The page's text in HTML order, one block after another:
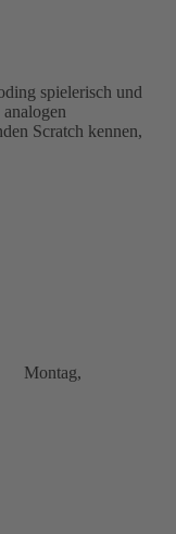
spielerisch und
Scratch kennen,
Montag,